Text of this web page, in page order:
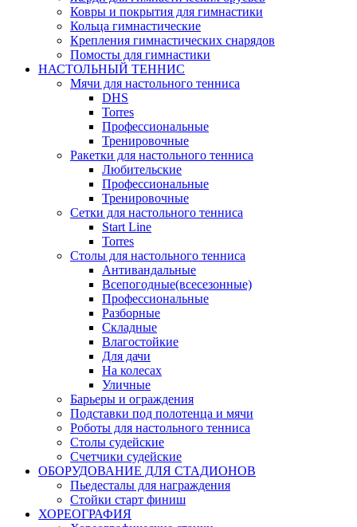
Ковры и покрытия для гимнастики
Кольца гимнастические
Крепления гимнастических снарядов
Помосты для гимнастики
НАСТОЛЬНЫЙ ТЕННИС
Мячи для настольного тенниса
DHS
Torres
Профессиональные
Тренировочные
Ракетки для настольного тенниса
Любительские
Профессиональные
Тренировочные
Сетки для настольного тенниса
Start Line
Torres
Столы для настольного тенниса
Антивандальные
Всепогодные(всесезонные)
Профессиональные
Разборные
Складные
Влагостойкие
Для дачи
На колесах
Уличные
Барьеры и ограждения
Подставки под полотенца и мячи
Роботы для настольного тенниса
Столы судейские
Счетчики судейские
ОБОРУДОВАНИЕ ДЛЯ СТАДИОНОВ
Пьедесталы для награждения
Стойки старт финиш
ХОРЕОГРАФИЯ